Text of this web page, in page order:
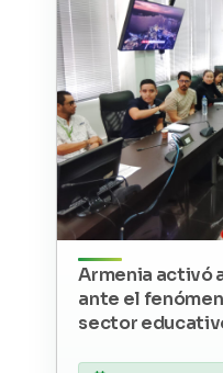
Armenia activó
ante el
sector